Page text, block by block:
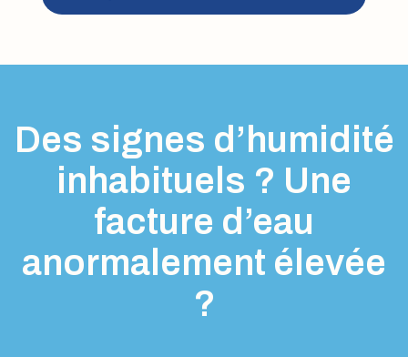
Des signes d’humidité
inhabituels ? Une
facture d’eau
anormalement élevée
?